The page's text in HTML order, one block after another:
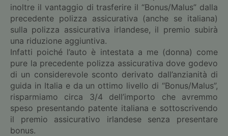
inoltre il vantaggio di trasferire il “Bonus/Malus” dalla
precedente polizza assicurativa (anche se italiana)
sulla polizza assicurativa irlandese, il premio subirà
una riduzione aggiuntiva.
Infatti poiché l’auto è intestata a me (donna) come
pure la precedente polizza assicurativa dove godevo
di un considerevole sconto derivato dall’anzianità di
guida in Italia e da un ottimo livello di “Bonus/Malus”,
risparmiamo circa 3/4 dell’importo che avremmo
speso presentando patente italiana e sottoscrivendo
il premio assicurativo irlandese senza presentare
bonus.